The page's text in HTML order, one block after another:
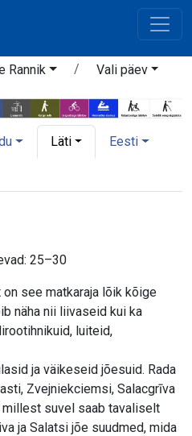
Rannik Vali päev
Läti Eesti
25–30
see matkaraja lõik kõige
näha nii liivaseid kui ka
luiteid,
ja väikeseid jõesuid. Rada
Zvejniekciemsi, Salacgrīva
millest suvel saab tavaliselt
ja Salatsi jõe suudmed, mida